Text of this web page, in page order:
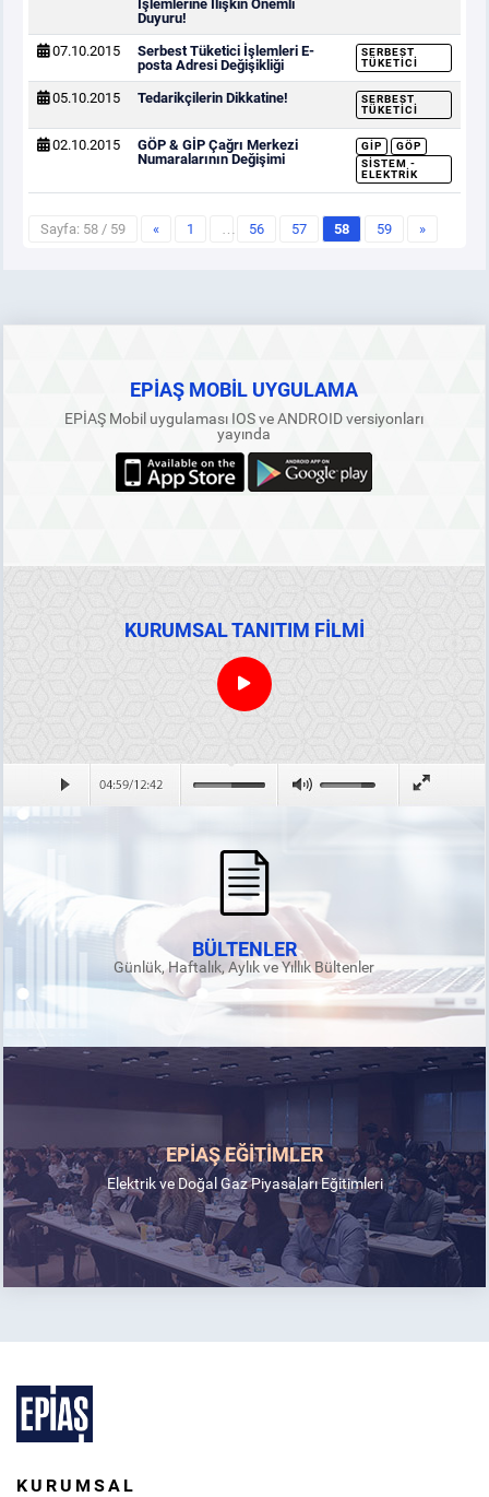
İşlemlerine İlişkin Önemli
Duyuru!
07.10.2015
Serbest Tüketici İşlemleri E-
posta Adresi Değişikliği
SERBEST
TÜKETICI
05.10.2015 Tedarikçilerin Dikkatine!
SERBEST
TÜKETICI
02.10.2015
GÖP & GİP Çağrı Merkezi
Numaralarının Değişimi
GİP
GÖP
SISTEM -
ELEKTRIK
Sayfa: 58 / 59 « 1 … 56 57 58 59 »
EPİAŞ MOBİL UYGULAMA
EPİAŞ Mobil uygulaması IOS ve ANDROID versiyonları
yayında
KURUMSAL TANITIM FİLMİ
BÜLTENLER
Günlük, Haftalık, Aylık ve Yıllık Bültenler
EPİAŞ EĞİTİMLER
Elektrik ve Doğal Gaz Piyasaları Eğitimleri
KURUMSAL